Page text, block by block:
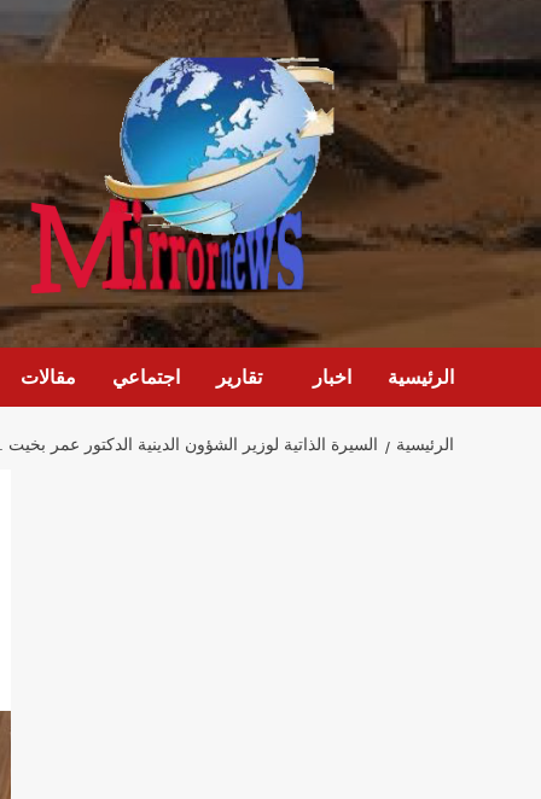
المحتوى
الرئيسية اخبار تقارير اجتماعي مقالات
الرئيسية السيرة الذاتية لوزير الشؤون الدينية الدكتور عمر بخيت .